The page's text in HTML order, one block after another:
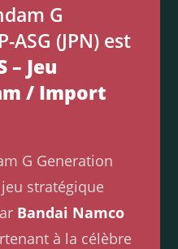
G
ASG (JPN) est
– Jeu
/ Import
G Generation
jeu stratégique
Bandai Namco
à la célèbre